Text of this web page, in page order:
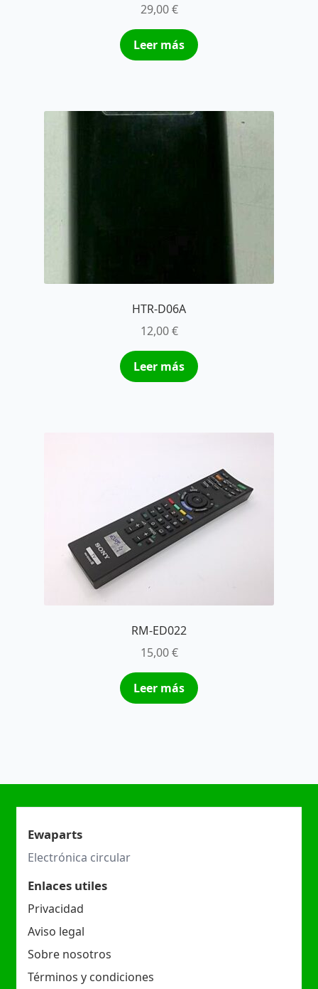
29,00€
Leer más
HTR-D06A
12,00€
Leer más
RM-ED022
15,00€
Leer más
Ewaparts
Electrónica circular
Enlaces utiles
Privacidad
Aviso legal
Sobre nosotros
Términos y condiciones